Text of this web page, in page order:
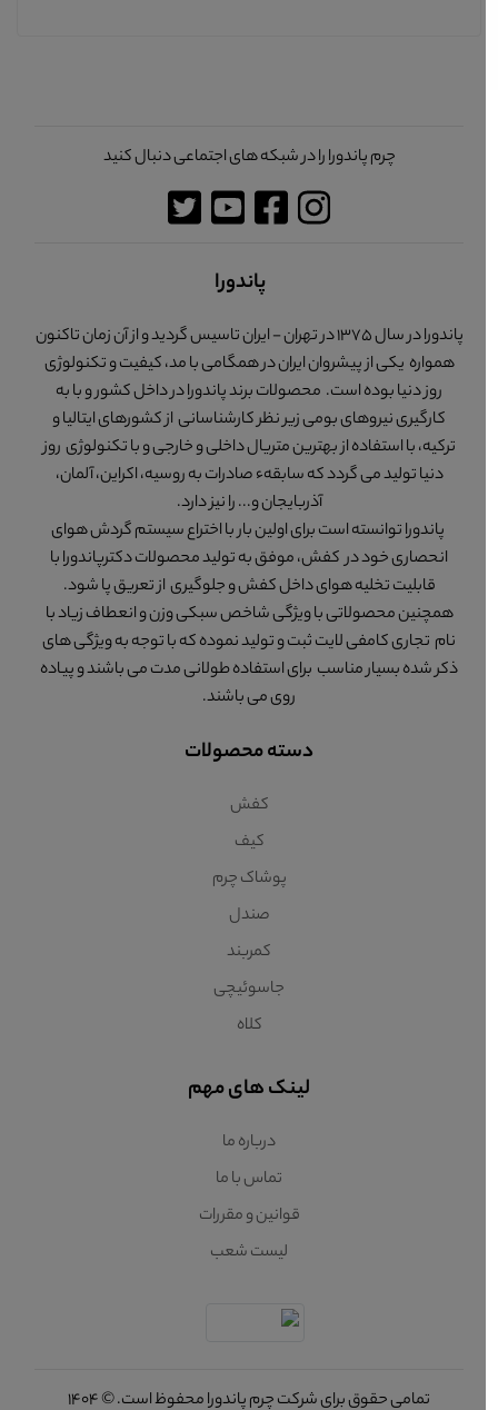
چرم پاندورا را در شبکه های اجتماعی دنبال کنید
پاندورا
پاندورا در سال 1375 در تهران - ایران تاسیس گردید و از آن زمان تاکنون
همواره یکی از پیشروان ایران در همگامی با مد، کیفیت و تکنولوژی
روز دنیا بوده است. محصولات برند پاندورا در داخل کشور و با به
کارگیری نیروهای بومی زیر نظر کارشناسانی از کشورهای ایتالیا و
ترکیه، با استفاده از بهترین متریال داخلی و خارجی و با تکنولوژی روز
دنیا تولید می گردد که سابقهء صادرات به روسیه، اکراین، آلمان،
آذربایجان و... را نیز دارد.
پاندورا توانسته است برای اولین بار با اختراع سیستم گردش هوای
انحصاری خود در کفش، موفق به تولید محصولات دکترپاندورا با
قابلیت تخلیه هوای داخل کفش و جلوگیری از تعریق پا شود.
همچنین محصولاتی با ویژگی شاخص سبکی وزن و انعطاف زیاد با
نام تجاری کامفی لایت ثبت و تولید نموده که با توجه به ویژگی های
ذکر شده بسیار مناسب برای استفاده طولانی مدت می باشند و پیاده
روی می باشند.
دسته محصولات
کفش
کیف
پوشاک چرم
صندل
کمربند
جاسوئیچی
کلاه
لینک های مهم
درباره ما
تماس با ما
قوانین و مقررات
لیست شعب
تمامی حقوق برای شرکت چرم پاندورا محفوظ است. © 1404